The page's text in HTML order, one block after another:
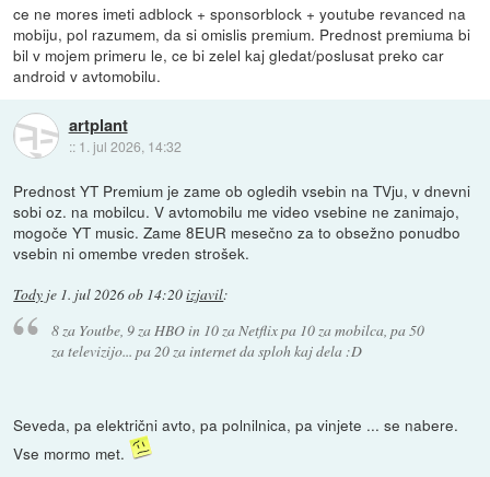
ce ne mores imeti adblock + sponsorblock + youtube revanced na
mobiju, pol razumem, da si omislis premium. Prednost premiuma bi
bil v mojem primeru le, ce bi zelel kaj gledat/poslusat preko car
android v avtomobilu.
artplant
:: 1. jul 2026, 14:32
Prednost YT Premium je zame ob ogledih vsebin na TVju, v dnevni
sobi oz. na mobilcu. V avtomobilu me video vsebine ne zanimajo,
mogoče YT music. Zame 8EUR mesečno za to obsežno ponudbo
vsebin ni omembe vreden strošek.
Tody je 1. jul 2026 ob 14:20izjavil:
8 za Youtbe, 9 za HBO in 10 za Netflix pa 10 za mobilca, pa 50
za televizijo... pa 20 za internet da sploh kaj dela :D
Seveda, pa električni avto, pa polnilnica, pa vinjete ... se nabere.
Vse mormo met.